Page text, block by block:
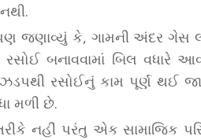
જણાવ્યું કે, ગામની અંદર ગેસ
રસોઈ બનાવવામાં બિલ
રસોઈનું કામ પૂર્ણ થઈ
મળી છે.
નહીં પરંતુ એક સામાજિક